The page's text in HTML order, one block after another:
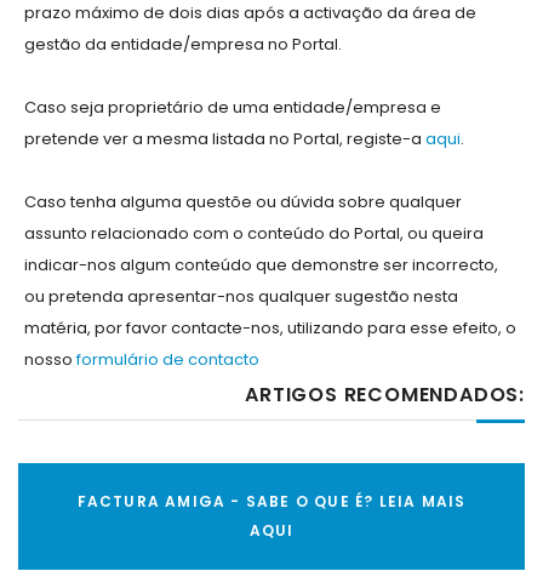
prazo máximo de dois dias após a activação da área de
gestão da entidade/empresa no Portal.
Caso seja proprietário de uma entidade/empresa e
pretende ver a mesma listada no Portal, registe-a aqui.
Caso tenha alguma questõe ou dúvida sobre qualquer
assunto relacionado com o conteúdo do Portal, ou queira
indicar-nos algum conteúdo que demonstre ser incorrecto,
ou pretenda apresentar-nos qualquer sugestão nesta
matéria, por favor contacte-nos, utilizando para esse efeito, o
nossoformulário de contacto
ARTIGOS RECOMENDADOS:
FACTURA AMIGA - SABE O QUE É? LEIA MAIS
AQUI